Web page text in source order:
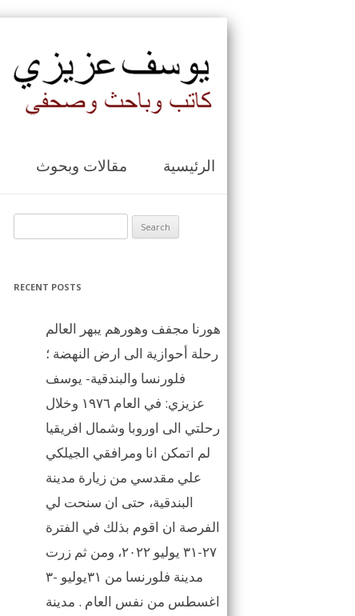
مقالات وبحوث الرئيسية
RECENT POSTS
هورنا مجفف وهورهم يبهر العالم
رحلة أحوازية الى ارض النهضة ؛
فلورنسا والبندقية- يوسف
عزيزي: في العام ١٩٧٦ وخلال
رحلتي الى اوروبا وشمال افريقيا
لم اتمكن انا ومرافقي الجيلكي
علي مقدسي من زيارة مدينة
البندقية، حتى ان سنحت لي
الفرصة ان اقوم بذلك في الفترة
٢٧-٣١ يوليو ٢٠٢٢، ومن ثم زرت
مدينة فلورنسا من ٣١يوليو -٣
اغسطس من نفس العام . مدينة